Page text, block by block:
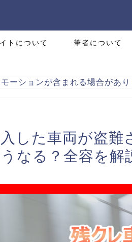
トについて 筆者について
ーションが含まれる場合があり
した車両が盗難
なる？全容を解